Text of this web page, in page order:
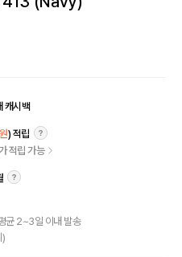
캐시백
) 적립
적립 가능
균 2~3일 이내 발송
)